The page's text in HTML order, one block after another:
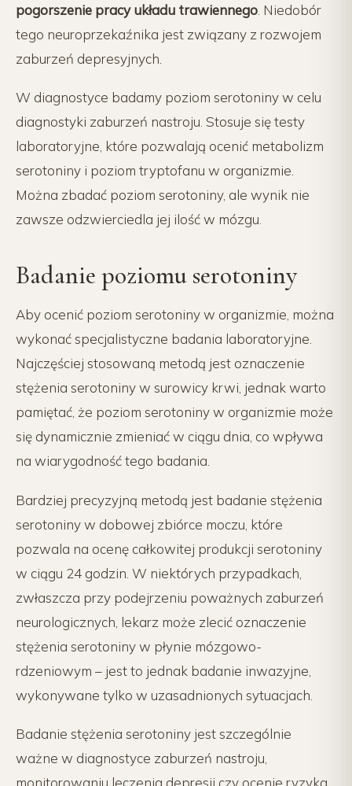
pogorszenie pracy układu trawiennego . Niedobór
tego neuroprzekaźnika jest związany z rozwojem
zaburzeń depresyjnych.
W diagnostyce badamy poziom serotoniny w celu
diagnostyki zaburzeń nastroju. Stosuje się testy
laboratoryjne, które pozwalają ocenić metabolizm
serotoniny i poziom tryptofanu w organizmie.
Można zbadać poziom serotoniny, ale wynik nie
zawsze odzwierciedla jej ilość w mózgu.
Badanie poziomu serotoniny
Aby ocenić poziom serotoniny w organizmie, można
wykonać specjalistyczne badania laboratoryjne.
Najczęściej stosowaną metodą jest oznaczenie
stężenia serotoniny w surowicy krwi, jednak warto
pamiętać, że poziom serotoniny w organizmie może
się dynamicznie zmieniać w ciągu dnia, co wpływa
na wiarygodność tego badania.
Bardziej precyzyjną metodą jest badanie stężenia
serotoniny w dobowej zbiórce moczu, które
pozwala na ocenę całkowitej produkcji serotoniny
w ciągu 24 godzin. W niektórych przypadkach,
zwłaszcza przy podejrzeniu poważnych zaburzeń
neurologicznych, lekarz może zlecić oznaczenie
stężenia serotoniny w płynie mózgowo-
rdzeniowym – jest to jednak badanie inwazyjne,
wykonywane tylko w uzasadnionych sytuacjach.
Badanie stężenia serotoniny jest szczególnie
ważne w diagnostyce zaburzeń nastroju,